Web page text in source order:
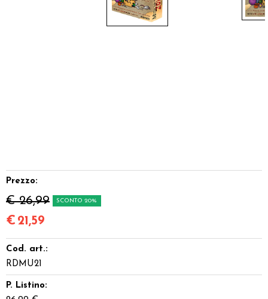
Prezzo:
€ 26,99 SCONTO 20%
€ 21,59
Cod. art.:
RDMU21
P. Listino: